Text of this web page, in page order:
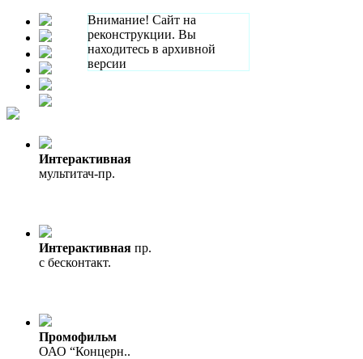
Внимание! Сайт на
реконструкции. Вы
находитесь в архивной
версии
Интерактивная
мультитач-пр.
Интерактивная пр.
с бесконтакт.
Промофильм
ОАО “Концерн..